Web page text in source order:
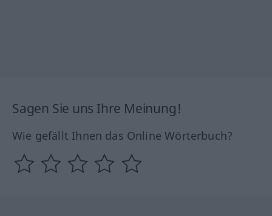
Sagen Sie uns Ihre Meinung!
Wie gefällt Ihnen das Online Wörterbuch?